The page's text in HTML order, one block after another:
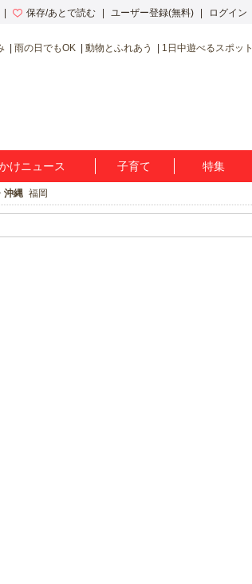
保存/あとで読む ユーザー登録(無料) ログイン
雨の日でもOK 動物とふれあう 1日中遊べるスポット
けニュース 子育て 特集
沖縄 福岡